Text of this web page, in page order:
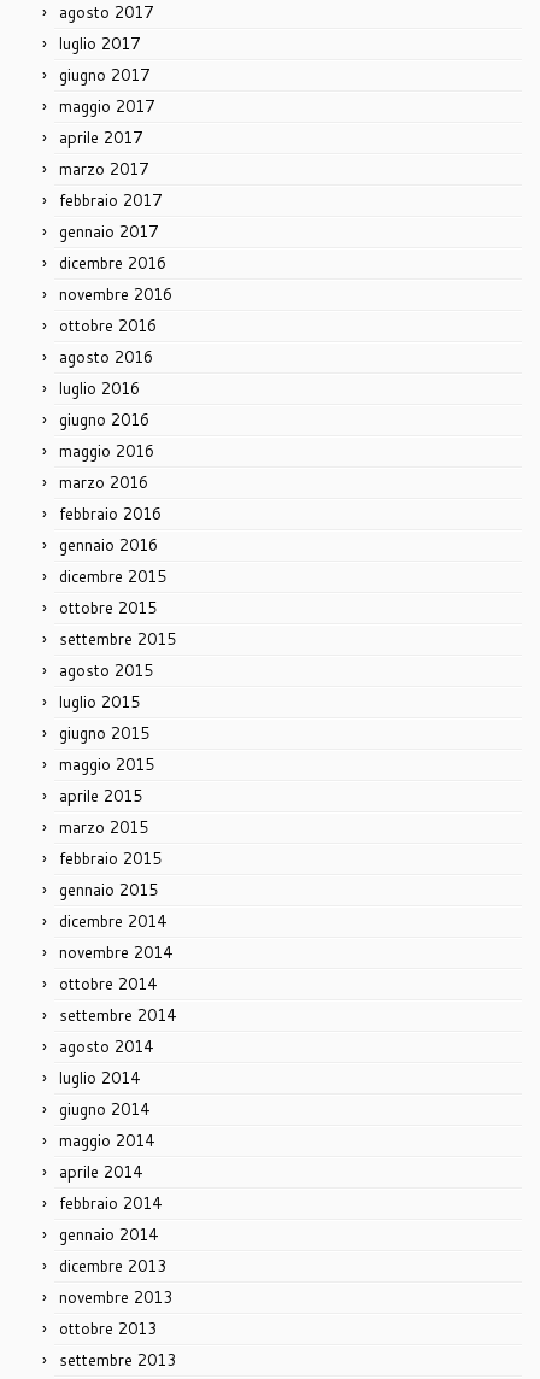
agosto 2017
luglio 2017
giugno 2017
maggio 2017
aprile 2017
marzo 2017
febbraio 2017
gennaio 2017
dicembre 2016
novembre 2016
ottobre 2016
agosto 2016
luglio 2016
giugno 2016
maggio 2016
marzo 2016
febbraio 2016
gennaio 2016
dicembre 2015
ottobre 2015
settembre 2015
agosto 2015
luglio 2015
giugno 2015
maggio 2015
aprile 2015
marzo 2015
febbraio 2015
gennaio 2015
dicembre 2014
novembre 2014
ottobre 2014
settembre 2014
agosto 2014
luglio 2014
giugno 2014
maggio 2014
aprile 2014
febbraio 2014
gennaio 2014
dicembre 2013
novembre 2013
ottobre 2013
settembre 2013